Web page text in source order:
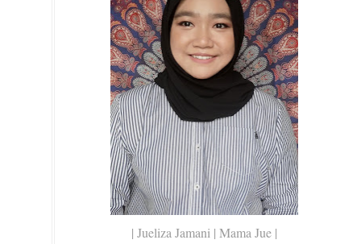
| Jueliza Jamani | Mama Jue |